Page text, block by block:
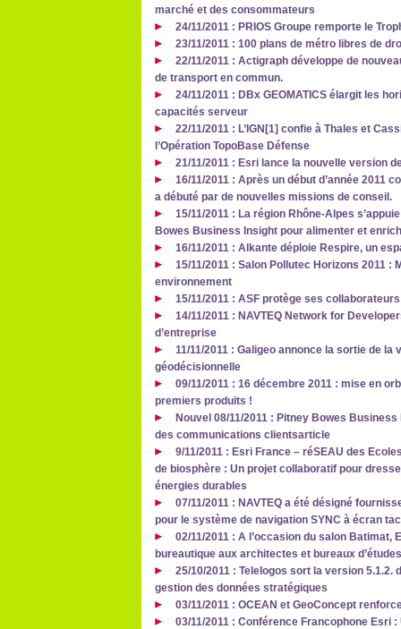
marché et des consommateurs
24/11/2011 : PRIOS Groupe remporte le
23/11/2011 : 100 plans de métro libres de
22/11/2011 : Actigraph développe de
de transport en commun.
24/11/2011 : DBx GEOMATICS élargit les
capacités serveur
22/11/2011 : L’IGN[1] confie à Thales et
l’Opération TopoBase Défense
21/11/2011 : Esri lance la nouvelle version
16/11/2011 : Après un début d’année 2011
a débuté par de nouvelles missions de conseil.
15/11/2011 : La région Rhône-Alpes
Bowes Business Insight pour alimenter et
16/11/2011 : Alkante déploie Respire, un
15/11/2011 : Salon Pollutec Horizons 2011
environnement
15/11/2011 : ASF protège ses
14/11/2011 : NAVTEQ Network for
d’entreprise
11/11/2011 : Galigeo annonce la sortie de
géodécisionnelle
09/11/2011 : 16 décembre 2011 : mise en
premiers produits !
Nouvel 08/11/2011 : Pitney Bowes
des communications clientsarticle
9/11/2011 : Esri France – réSEAU des
de biosphère : Un projet collaboratif pour
énergies durables
07/11/2011 : NAVTEQ a été désigné
pour le système de navigation SYNC à écran
02/11/2011 : A l’occasion du salon
bureautique aux architectes et bureaux d’études
25/10/2011 : Telelogos sort la version 5.1.2.
gestion des données stratégiques
03/11/2011 : OCEAN et GeoConcept
03/11/2011 : Conférence Francophone Esri